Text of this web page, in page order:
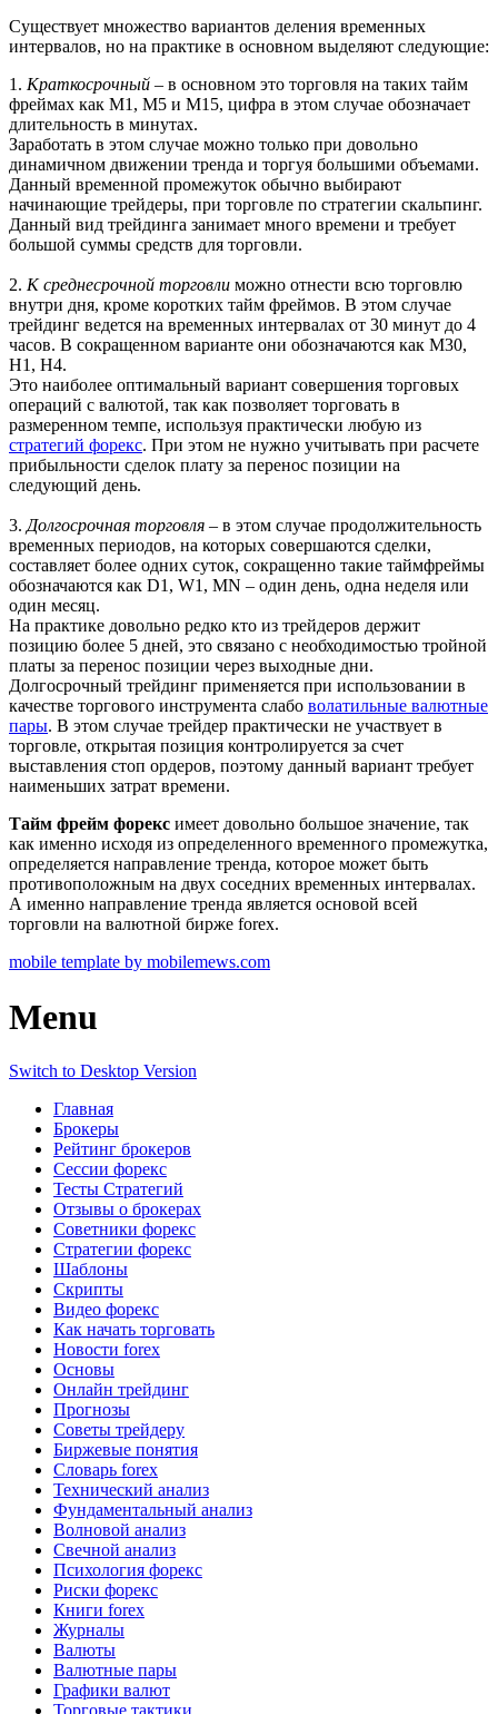
Существует множество вариантов деления временных
интервалов, но на практике в основном выделяют следующие:
1. Краткосрочный – в основном это торговля на таких тайм
фреймах как М1, М5 и М15, цифра в этом случае обозначает
длительность в минутах.
Заработать в этом случае можно только при довольно
динамичном движении тренда и торгуя большими объемами.
Данный временной промежуток обычно выбирают
начинающие трейдеры, при торговле по стратегии скальпинг.
Данный вид трейдинга занимает много времени и требует
большой суммы средств для торговли.
2. К среднесрочной торговли можно отнести всю торговлю
внутри дня, кроме коротких тайм фреймов. В этом случае
трейдинг ведется на временных интервалах от 30 минут до 4
часов. В сокращенном варианте они обозначаются как М30,
Н1, Н4.
Это наиболее оптимальный вариант совершения торговых
операций с валютой, так как позволяет торговать в
размеренном темпе, используя практически любую из
стратегий форекс. При этом не нужно учитывать при расчете
прибыльности сделок плату за перенос позиции на
следующий день.
3. Долгосрочная торговля – в этом случае продолжительность
временных периодов, на которых совершаются сделки,
составляет более одних суток, сокращенно такие таймфреймы
обозначаются как D1, W1, MN – один день, одна неделя или
один месяц.
На практике довольно редко кто из трейдеров держит
позицию более 5 дней, это связано с необходимостью тройной
платы за перенос позиции через выходные дни.
Долгосрочный трейдинг применяется при использовании в
качестве торгового инструмента слабо волатильные валютные
пары. В этом случае трейдер практически не участвует в
торговле, открытая позиция контролируется за счет
выставления стоп ордеров, поэтому данный вариант требует
наименьших затрат времени.
Тайм фрейм форекс имеет довольно большое значение, так
как именно исходя из определенного временного промежутка,
определяется направление тренда, которое может быть
противоположным на двух соседних временных интервалах.
А именно направление тренда является основой всей
торговли на валютной бирже forex.
mobile template by mobilemews.com
Menu
Switch to Desktop Version
Главная
Брокеры
Рейтинг брокеров
Сессии форекс
Тесты Стратегий
Отзывы о брокерах
Советники форекс
Стратегии форекс
Шаблоны
Скрипты
Видео форекс
Как начать торговать
Новости forex
Основы
Онлайн трейдинг
Прогнозы
Советы трейдеру
Биржевые понятия
Словарь forex
Технический анализ
Фундаментальный анализ
Волновой анализ
Свечной анализ
Психология форекс
Риски форекс
Книги forex
Журналы
Валюты
Валютные пары
Графики валют